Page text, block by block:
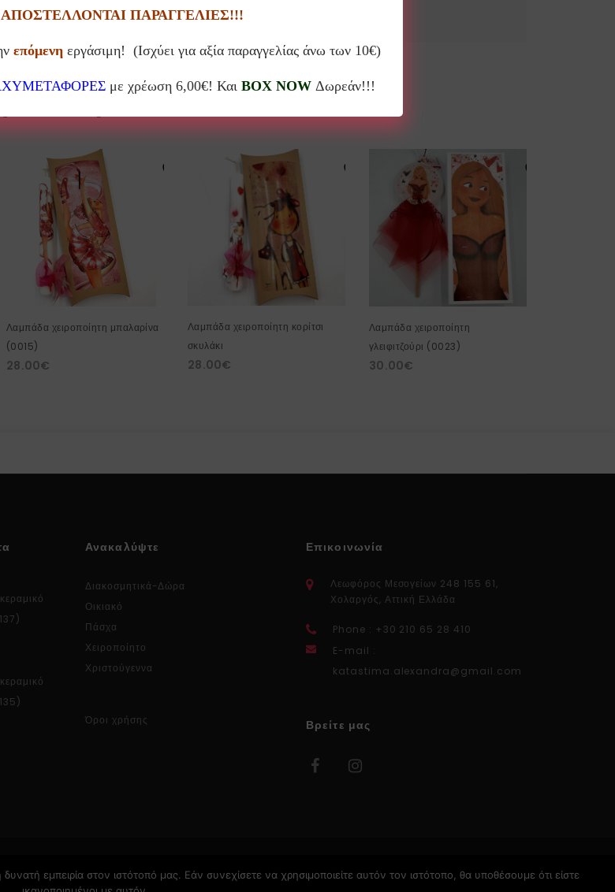
προϊόντα
Λαμπάδα χειροποίητη μπαλαρίνα
(0015)
28.00€
Λαμπάδα χειροποίητη κορίτσι
σκυλάκι
28.00€
Λαμπάδα χειροποίητη
γλειφιτζούρι (0023)
30.00€
Ανακαλύψτε
Διακοσμητικά-Δώρα
Οικιακό
Πάσχα
Χειροποίητο
Χριστούγεννα
Όροι χρήσης
Επικοινωνία
Λεωφόρος Μεσογείων 248 155 61,
Χολαργός, Αττική Ελλάδα
Phone : +30 210 65 28 410
E-mail :
katastima.alexandra@gmail.com
Βρείτε μας
ΠΑΡΑΓΓΕΛΙΕΣ!!!
επόμενηεργάσιμη! (Ισχύει για αξία παραγγελίας άνω των 10€)
με χρέωση 6,00€! Και BOX NOWΔωρεάν!!!
εμπειρία στον ιστότοπό μας. Εάν συνεχίσετε να χρησιμοποιείτε αυτόν τον ιστότοπο, θα υποθέσουμε ότι είστε